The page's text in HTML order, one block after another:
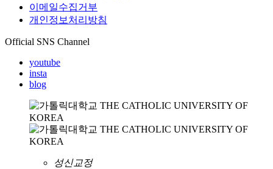
이메일수집거부
개인정보처리방침
Official SNS Channel
youtube
insta
blog
성신교정